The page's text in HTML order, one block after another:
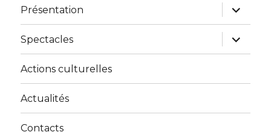
Présentation
ouvrir
le
sous-
menu
Spectacles
ouvrir
le
sous-
Actions culturelles
Actualités
Contacts